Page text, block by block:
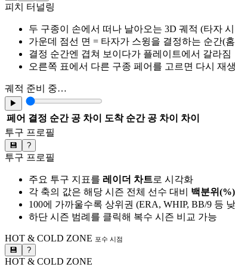
피치 터널링
두 구종이 손에서 떠나 날아오는 3D 궤적 (타자
가운데 점선 면 = 타자가 스윙을 결정하는 순간(
결정 순간엔 겹쳐 보이다가 플레이트에서 갈라짐
오른쪽 표에서 다른 구종 페어를 고르면 다시 재생
궤적 준비 중…
▶
페어 결정 순간 공 차이 도착 순간 공 차이
차이
투구 프로필
💾 ?
투구 프로필
주요 투구 지표를 레이더 차트로 시각화
각 축의 값은 해당 시즌 전체 선수 대비 백분위(%)
100에 가까울수록 상위권 (ERA, WHIP, BB/9 등
하단 시즌 범례를 클릭해 복수 시즌 비교 가능
HOT & COLD ZONE 포수 시점
💾 ?
HOT & COLD ZONE